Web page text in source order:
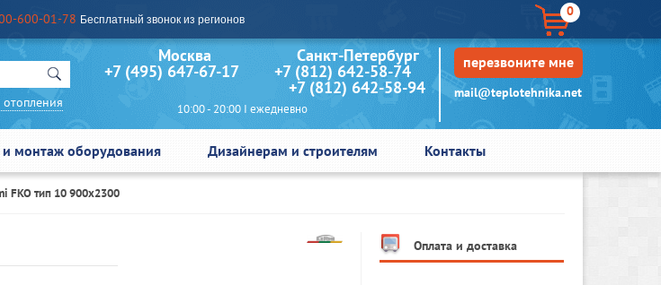
600-01-78 Бесплатный звонок из регионов
0
Москва Санкт-Петербург
+7 (495) 647-67-17 +7 (812) 642-58-74
+7 (812) 642-58-94
10:00 - 20:00 I ежедневно
перезвоните мне
mail@teplotehnika.net
и монтаж оборудования Дизайнерам и строителям Контакты
FKO тип 10 900x2300
Оплата и доставка